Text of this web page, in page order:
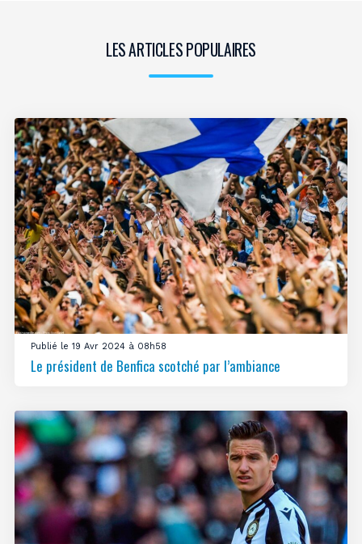
LES ARTICLES POPULAIRES
Publié le 19 Avr 2024 à 08h58
Le président de Benfica scotché par l’ambiance